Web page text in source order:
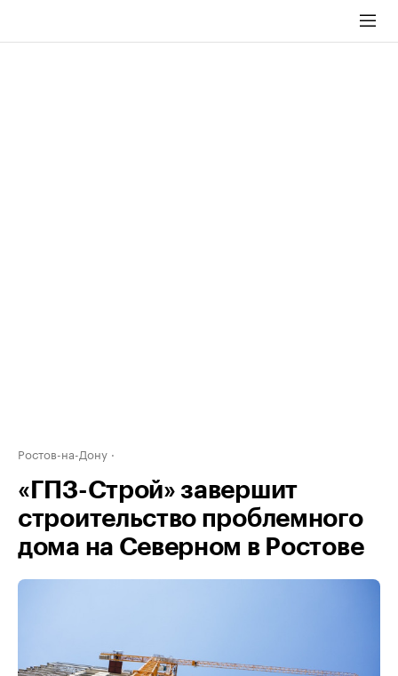
Ростов-на-Дону
«ГПЗ-Строй» завершит
строительство проблемного
дома на Северном в Ростове